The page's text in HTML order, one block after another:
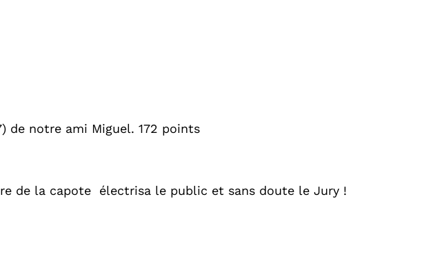
de notre ami Miguel. 172 points
de la capote électrisa le public et sans doute le Jury !